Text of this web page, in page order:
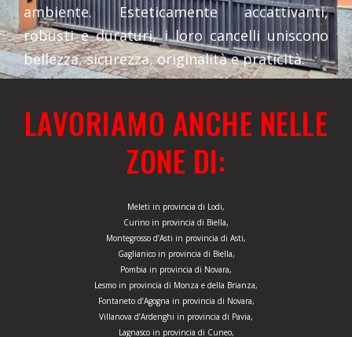
ambiente. Esteticamente accattivanti,
robusti e duraturi, i loro cancelli uniscono
bellezza, sicurezza, originalità e praticità.
LAVORIAMO ANCHE NELLE
ZONE DI:
Meleti in provincia di Lodi,
Curino in provincia di Biella,
Montegrosso d’Asti in provincia di Asti,
Gaglianico in provincia di Biella,
Pombia in provincia di Novara,
Lesmo in provincia di Monza e della Brianza,
Fontaneto d’Agogna in provincia di Novara,
Villanova d’Ardenghi in provincia di Pavia,
Lagnasco in provincia di Cuneo,